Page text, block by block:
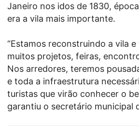
Janeiro nos idos de 1830,
era a vila mais importante.
“Estamos reconstruindo a vila
muitos projetos, feiras,
Nos arredores, teremos
e toda a infraestrutura
turistas que virão conhecer o
garantiu o secretário municipal